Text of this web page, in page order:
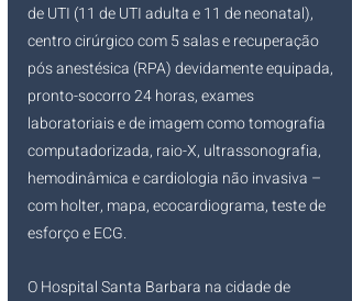
de UTI (11 de UTI adulta e 11 de neonatal),
centro cirúrgico com 5 salas e recuperação
pós anestésica (RPA) devidamente equipada,
pronto-socorro 24 horas, exames
laboratoriais e de imagem como tomografia
computadorizada, raio-X, ultrassonografia,
hemodinâmica e cardiologia não invasiva –
com holter, mapa, ecocardiograma, teste de
esforço e ECG.
O Hospital Santa Barbara na cidade de